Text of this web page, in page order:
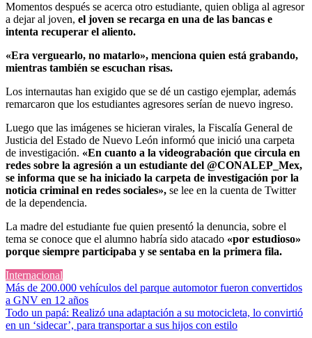
Momentos después se acerca otro estudiante, quien obliga al agresor
a dejar al joven, el joven se recarga en una de las bancas e
intenta recuperar el aliento.
«Era verguearlo, no matarlo», menciona quien está grabando,
mientras también se escuchan risas.
Los internautas han exigido que se dé un castigo ejemplar, además
remarcaron que los estudiantes agresores serían de nuevo ingreso.
Luego que las imágenes se hicieran virales, la Fiscalía General de
Justicia del Estado de Nuevo León informó que inició una carpeta
de investigación. «En cuanto a la videograbación que circula en
redes sobre la agresión a un estudiante del @CONALEP_Mex,
se informa que se ha iniciado la carpeta de investigación por la
noticia criminal en redes sociales», se lee en la cuenta de Twitter
de la dependencia.
La madre del estudiante fue quien presentó la denuncia, sobre el
tema se conoce que el alumno habría sido atacado «por estudioso»
porque siempre participaba y se sentaba en la primera fila.
Internacional
Navegación
de
entradas
Más de 200.000 vehículos del parque automotor fueron convertidos
a GNV en 12 años
Todo un papá: Realizó una adaptación a su motocicleta, lo convirtió
en un ‘sidecar’, para transportar a sus hijos con estilo